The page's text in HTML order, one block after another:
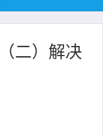
二）解决